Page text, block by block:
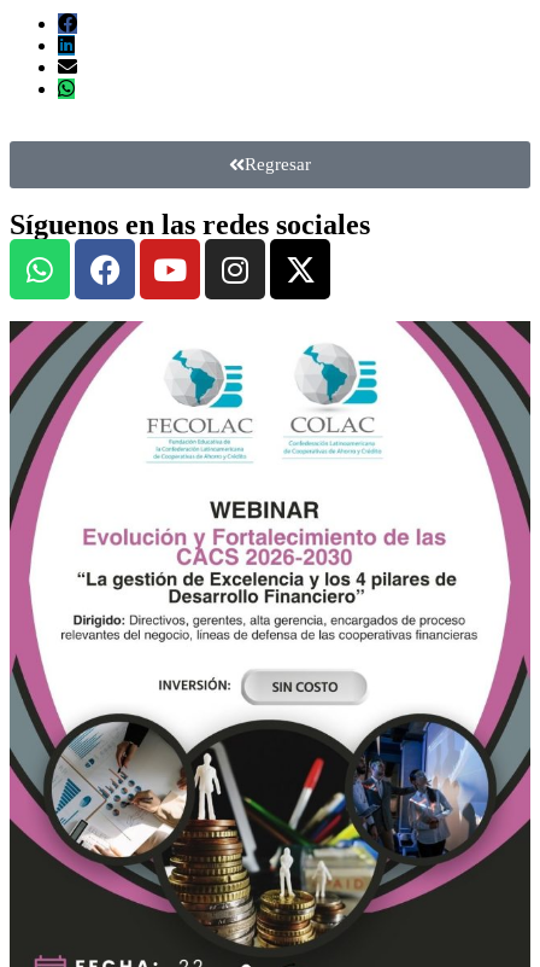
Regresar
Síguenos en las redes sociales